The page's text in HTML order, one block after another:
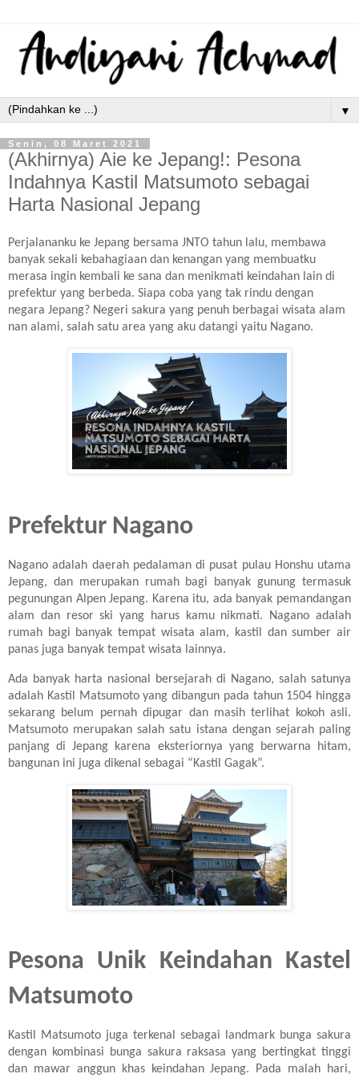
▼
Senin, 08 Maret 2021
(Akhirnya) Aie ke Jepang!: Pesona
Indahnya Kastil Matsumoto sebagai
Harta Nasional Jepang
Perjalananku ke Jepang bersama JNTO tahun lalu, membawa
banyak sekali kebahagiaan dan kenangan yang membuatku
merasa ingin kembali ke sana dan menikmati keindahan lain di
prefektur yang berbeda. Siapa coba yang tak rindu dengan
negara Jepang? Negeri sakura yang penuh berbagai wisata alam
nan alami, salah satu area yang aku datangi yaitu Nagano.
Prefektur Nagano
Nagano adalah daerah pedalaman di pusat pulau Honshu utama
Jepang, dan merupakan rumah bagi banyak gunung termasuk
pegunungan Alpen Jepang. Karena itu, ada banyak pemandangan
alam dan resor ski yang harus kamu nikmati. Nagano adalah
rumah bagi banyak tempat wisata alam, kastil dan sumber air
panas juga banyak tempat wisata lainnya.
Ada banyak harta nasional bersejarah di Nagano, salah satunya
adalah Kastil Matsumoto yang dibangun pada tahun 1504 hingga
sekarang belum pernah dipugar dan masih terlihat kokoh asli.
Matsumoto merupakan salah satu istana dengan sejarah paling
panjang di Jepang karena eksteriornya yang berwarna hitam,
bangunan ini juga dikenal sebagai “Kastil Gagak”.
Pesona Unik Keindahan Kastel
Matsumoto
Kastil Matsumoto juga terkenal sebagai landmark bunga sakura
dengan kombinasi bunga sakura raksasa yang bertingkat tinggi
dan mawar anggun khas keindahan Jepang. Pada malah hari,